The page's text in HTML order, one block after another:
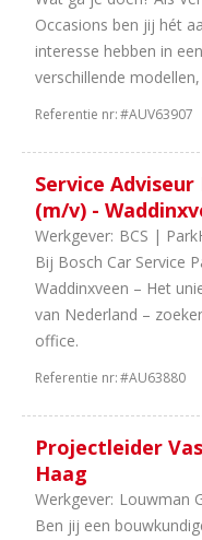
40
uur
38
uur
32
uur
24
uur
36
Occasions ben jij hét
interesse hebben in
verschillende
Referentie nr:#AUV63907
Service
(m/v) -
Werkgever: BCS |
Bij Bosch Car Service
Waddinxveen – Het
van Nederland –
office.
Referentie nr:#AU63880
Projectleider
Haag
Werkgever: Louwman
Ben jij een